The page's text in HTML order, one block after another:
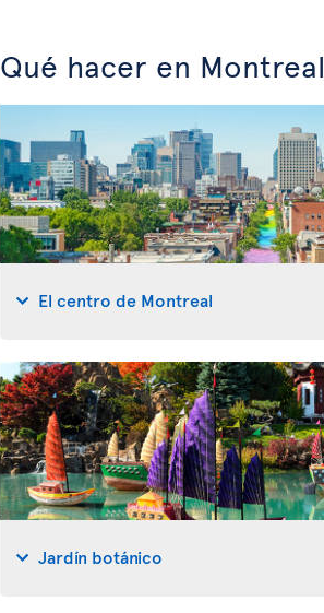
Qué hacer en Montreal
El centro de Montreal
Jardín botánico